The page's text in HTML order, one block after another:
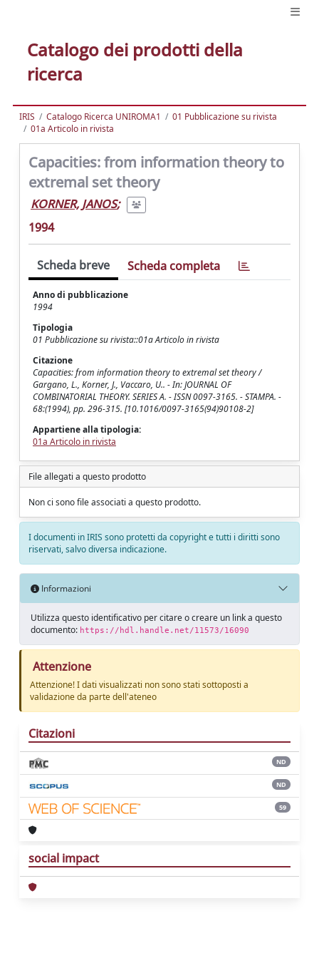
Catalogo dei prodotti della
ricerca
IRIS Catalogo Ricerca UNIROMA1
01 Pubblicazione su rivista
01a Articolo in rivista
Capacities: from information theory to
extremal set theory
KORNER, JANOS;
1994
Scheda breve Scheda completa
Anno di pubblicazione
1994
Tipologia
01 Pubblicazione su rivista::01a Articolo in rivista
Citazione
Capacities: from information theory to extremal set theory /
Gargano, L., Korner, J., Vaccaro, U.. - In: JOURNAL OF
COMBINATORIAL THEORY. SERIES A. - ISSN 0097-3165. - STAMPA. -
68:(1994), pp. 296-315. [10.1016/0097-3165(94)90108-2]
Appartiene alla tipologia:
01a Articolo in rivista
File allegati a questo prodotto
Non ci sono file associati a questo prodotto.
I documenti in IRIS sono protetti da copyright e tutti i diritti sono
riservati, salvo diversa indicazione.
Informazioni
Utilizza questo identificativo per citare o creare un link a questo
documento: https://hdl.handle.net/11573/16090
Attenzione
Attenzione! I dati visualizzati non sono stati sottoposti a
validazione da parte dell'ateneo
Citazioni
ND
ND
59
social impact